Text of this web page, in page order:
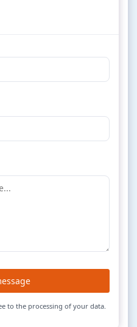
to the processing of your data.